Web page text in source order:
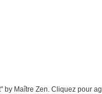
by Maître Zen. Cliquez pour